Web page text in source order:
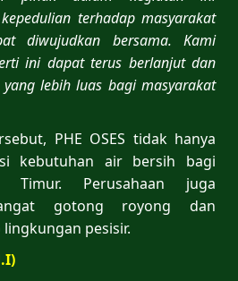
terhadap masyarakat
diwujudkan bersama. Kami
ini dapat terus berlanjut dan
lebih luas bagi masyarakat
PHE OSES tidak hanya
kebutuhan air bersih bagi
Timur. Perusahaan juga
gotong royong dan
pesisir.